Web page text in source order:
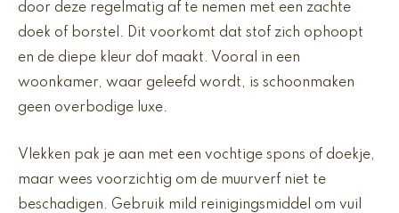
door deze regelmatig af te nemen met een zachte
doek of borstel. Dit voorkomt dat stof zich ophoopt
en de diepe kleur dof maakt. Vooral in een
woonkamer, waar geleefd wordt, is schoonmaken
geen overbodige luxe.
Vlekken pak je aan met een vochtige spons of doekje,
maar wees voorzichtig om de muurverf niet te
beschadigen. Gebruik mild reinigingsmiddel om vuil